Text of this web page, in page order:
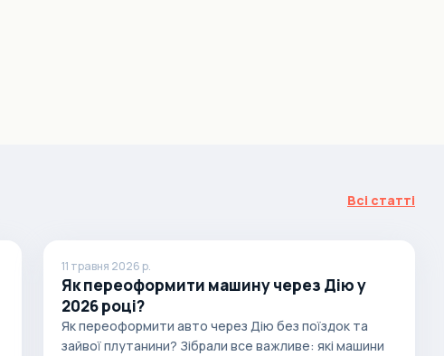
Всі статті
11 травня 2026 р.
Як переоформити машину через Дію у
2026 році?
Як переоформити авто через Дію без поїздок та
зайвої плутанини? Зібрали все важливе: які машини